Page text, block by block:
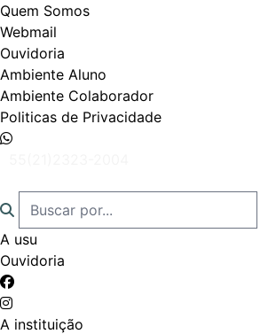
Quem Somos
Webmail
Ouvidoria
Ambiente Aluno
Ambiente Colaborador
Politicas de Privacidade
A usu
Ouvidoria
A instituição